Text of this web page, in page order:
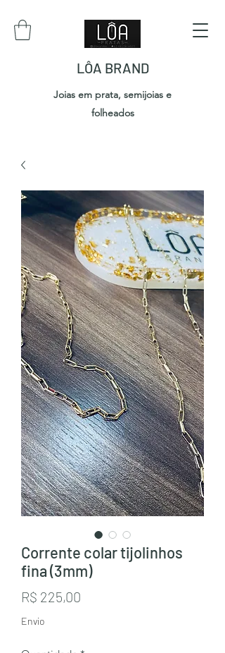
LÔA BRAND
Joias em prata, semijoias e
folheados
Corrente colar tijolinhos
fina (3mm)
R$ 225,00
Envio